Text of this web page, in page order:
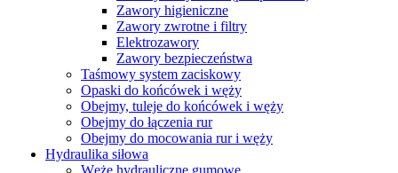
Zawory higieniczne
Zawory zwrotne i filtry
Elektrozawory
Zawory bezpieczeństwa
Taśmowy system zaciskowy
Opaski do końcówek i węży
Obejmy, tuleje do końcówek i węży
Obejmy do łączenia rur
Obejmy do mocowania rur i węży
Hydraulika siłowa
Węże hydrauliczne gumowe